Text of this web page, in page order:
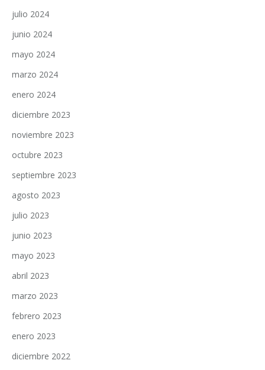
julio 2024
junio 2024
mayo 2024
marzo 2024
enero 2024
diciembre 2023
noviembre 2023
octubre 2023
septiembre 2023
agosto 2023
julio 2023
junio 2023
mayo 2023
abril 2023
marzo 2023
febrero 2023
enero 2023
diciembre 2022